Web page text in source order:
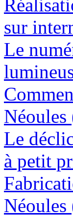
sur
Le
Le
à petit